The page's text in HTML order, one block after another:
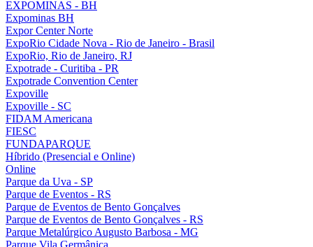
EXPOMINAS - BH
Expominas BH
Expor Center Norte
ExpoRio Cidade Nova - Rio de Janeiro - Brasil
ExpoRio, Rio de Janeiro, RJ
Expotrade - Curitiba - PR
Expotrade Convention Center
Expoville
Expoville - SC
FIDAM Americana
FIESC
FUNDAPARQUE
Híbrido (Presencial e Online)
Online
Parque da Uva - SP
Parque de Eventos - RS
Parque de Eventos de Bento Gonçalves
Parque de Eventos de Bento Gonçalves - RS
Parque Metalúrgico Augusto Barbosa - MG
Parque Vila Germânica